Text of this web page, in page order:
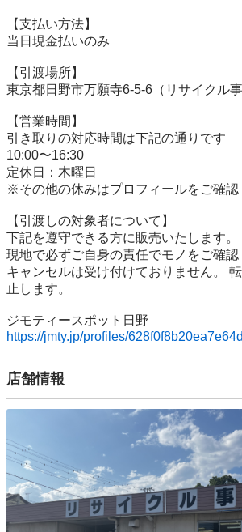
【⽀払い⽅法】
当⽇現⾦払いのみ
【引渡場所】
東京都日野市万願寺6-5-6（リサイクル
【営業時間】
引き取りの対応時間は下記の通りです
10:00〜16:30
定休日：木曜日
※その他の休みはプロフィールをご確認
【引渡しの対象者について】
下記を遵守できる⽅に販売いたします。
現地で必ずご⾃⾝の責任でモノをご確
キャンセルは受け付けておりません。
⽌します。
https://jmty.jp/profiles/
店舗情報